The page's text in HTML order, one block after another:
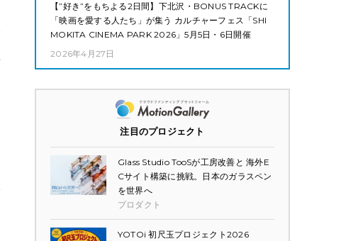
【”好き”をもちよる2日間】下北沢・BONUS TRACKに
「映画を愛する人たち」が集う カルチャーフェス「SHI
MOKITA CINEMA PARK 2026」5月5日・6日開催
2026年4月27日
注目のプロジェクト
Glass Studio TooSが工房改善と 海外E
Cサイト構築に挑戦。日本のガラスペン
を世界へ
プロダクト
YOTOi 初尺玉プロジェクト2026